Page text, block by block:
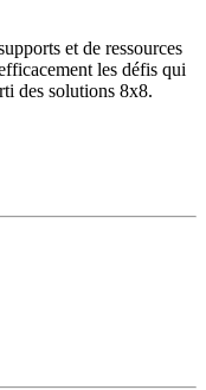
et de ressources
les défis qui
des solutions 8x8.